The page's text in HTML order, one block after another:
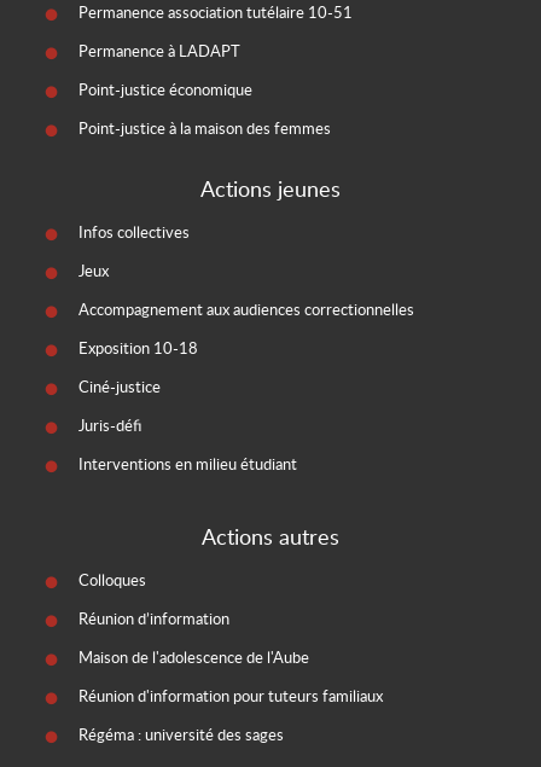
Permanence association tutélaire 10-51
Permanence à LADAPT
Point-justice économique
Point-justice à la maison des femmes
Actions jeunes
Infos collectives
Jeux
Accompagnement aux audiences correctionnelles
Exposition 10-18
Ciné-justice
Juris-défi
Interventions en milieu étudiant
Actions autres
Colloques
Réunion d’information
Maison de l'adolescence de l'Aube
Réunion d'information pour tuteurs familiaux
Régéma : université des sages